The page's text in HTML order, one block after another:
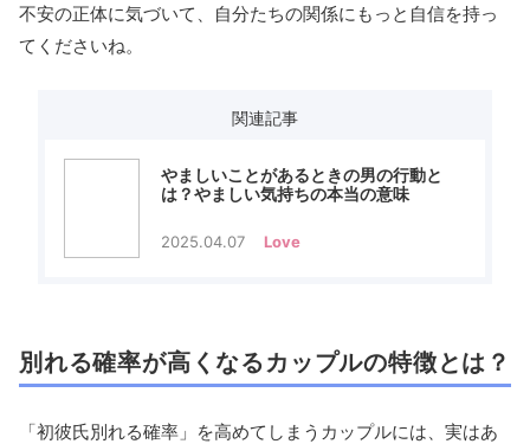
不安の正体に気づいて、自分たちの関係にもっと自信を持っ
てくださいね。
関連記事
やましいことがあるときの男の行動と
は？やましい気持ちの本当の意味
2025.04.07 Love
別れる確率が高くなるカップルの特徴とは？
「初彼氏別れる確率」を高めてしまうカップルには、実はあ